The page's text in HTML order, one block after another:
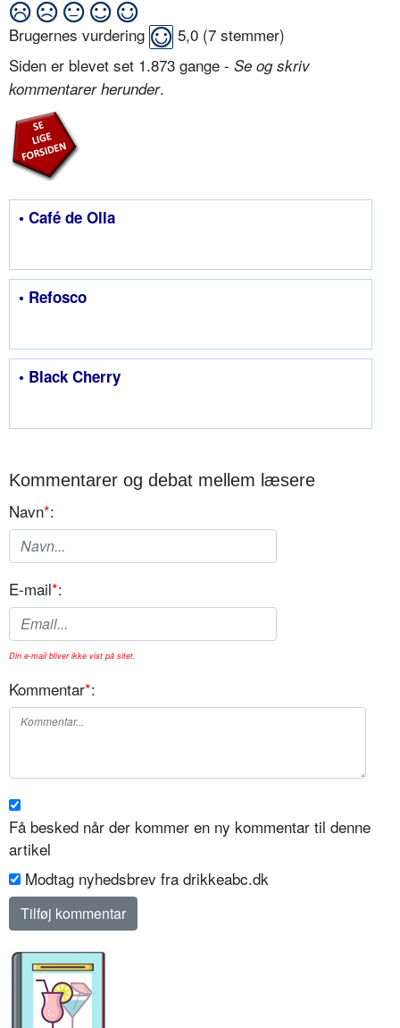
Brugernes vurdering 5,0 (7 stemmer)
Siden er blevet set 1.873 gange - Se og skriv
kommentarer herunder.
• Café de Olla
• Refosco
• Black Cherry
Kommentarer og debat mellem læsere
Navn*:
E-mail*:
Din e-mail bliver ikke vist på sitet.
Kommentar*:
Få besked når der kommer en ny kommentar til denne
artikel
Modtag nyhedsbrev fra drikkeabc.dk